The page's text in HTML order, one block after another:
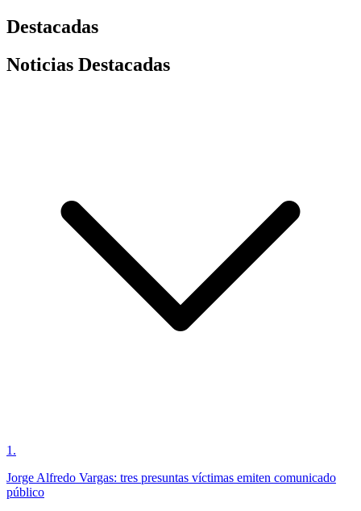
Destacadas
Noticias Destacadas
1 .
Jorge Alfredo Vargas: tres presuntas víctimas emiten comunicado
público